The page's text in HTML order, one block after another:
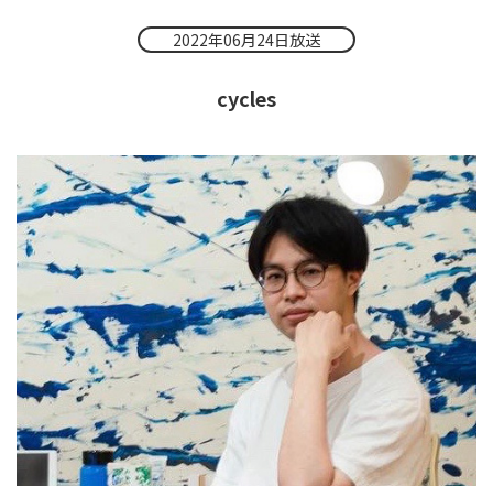
2022年06月24日放送
cycles